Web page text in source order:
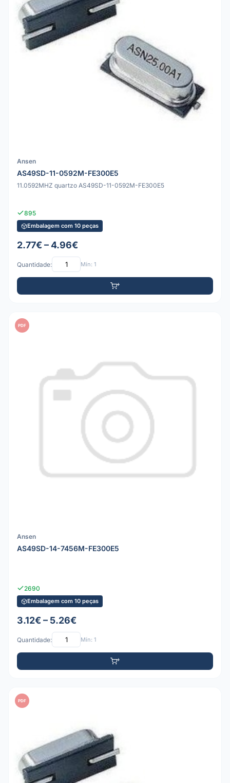
Ansen
AS49SD-11-0592M-FE300E5
11.0592MHZ quartzo AS49SD-11-0592M-FE300E5
895
Embalagem com 10 peças
2.77€ – 4.96€
Quantidade: Mín: 1
PDF
Ansen
AS49SD-14-7456M-FE300E5
2690
Embalagem com 10 peças
3.12€ – 5.26€
Quantidade: Mín: 1
PDF